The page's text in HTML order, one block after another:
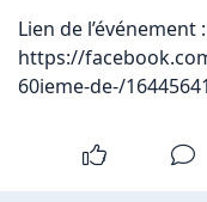
https://
60ieme-de-/